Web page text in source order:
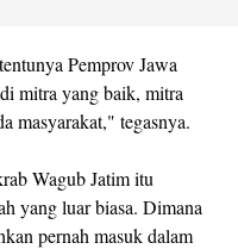
Pemprov Jawa
mitra yang baik, mitra
masyarakat," tegasnya.
Wagub Jatim itu
yang luar biasa. Dimana
pernah masuk dalam